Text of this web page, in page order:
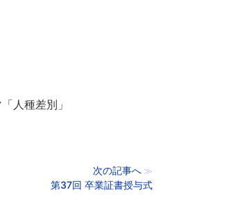
人種差別」
次の記事へ≫
第37回 卒業証書授与式